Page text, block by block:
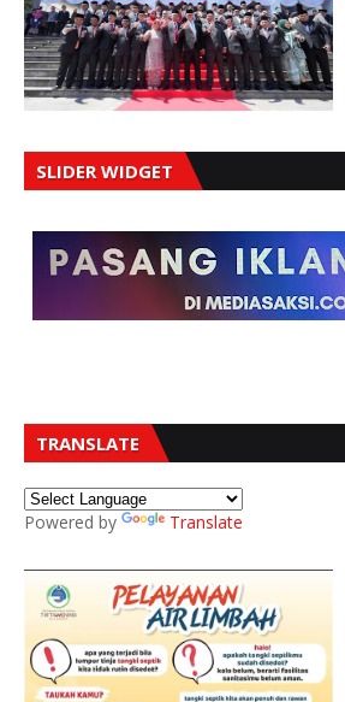
SLIDER WIDGET
TRANSLATE
Powered by Translate